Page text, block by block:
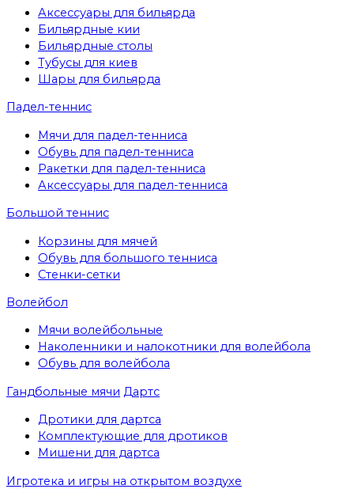
Аксессуары для бильярда
Бильярдные кии
Бильярдные столы
Тубусы для киев
Шары для бильярда
Падел-теннис
Мячи для падел-тенниса
Обувь для падел-тенниса
Ракетки для падел-тенниса
Аксессуары для падел-тенниса
Большой теннис
Корзины для мячей
Обувь для большого тенниса
Стенки-сетки
Волейбол
Мячи волейбольные
Наколенники и налокотники для волейбола
Обувь для волейбола
Гандбольные мячи Дартс
Дротики для дартса
Комплектующие для дротиков
Мишени для дартса
Игротека и игры на открытом воздухе